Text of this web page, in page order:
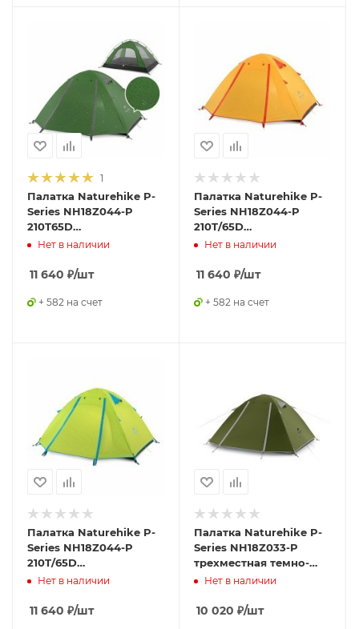
1
Палатка Naturehike P-
Series NH18Z044-P
210T65D
четырехместная,
6927595762646
Нет в наличии
11 640 ₽/шт
+ 582 на счет
Палатка Naturehike P-
Series NH18Z044-P
210T/65D
четырехместная,
6927595729694
Нет в наличии
11 640 ₽/шт
+ 582 на счет
Палатка Naturehike P-
Series NH18Z044-P
210T/65D
четырехместная,
Нет в наличии
11 640 ₽/шт
Палатка Naturehike P-
Series NH18Z033-P
трехместная темно-
зеленая, 6927595783665
Нет в наличии
10 020 ₽/шт